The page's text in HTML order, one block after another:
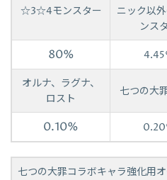
☆3☆4モンスター
ニック以
ンス
80%
オルナ、ラグナ、
ロスト
七つの大
0.10%
七つの大罪コラボキャラ強化用